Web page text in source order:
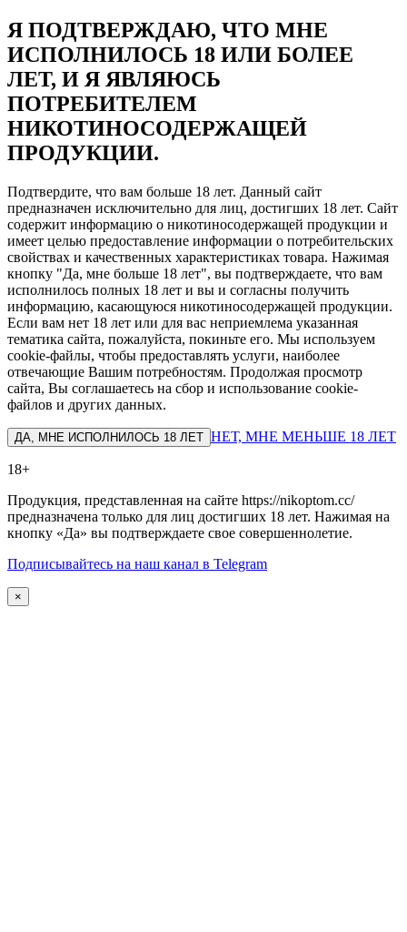
Я ПОДТВЕРЖДАЮ, ЧТО МНЕ
ИСПОЛНИЛОСЬ 18 ИЛИ БОЛЕЕ
ЛЕТ, И Я ЯВЛЯЮСЬ
ПОТРЕБИТЕЛЕМ
НИКОТИНОСОДЕРЖАЩЕЙ
ПРОДУКЦИИ.
Подтвердите, что вам больше 18 лет. Данный сайт
предназначен исключительно для лиц, достигших 18 лет. Сайт
содержит информацию о никотиносодержащей продукции и
имеет целью предоставление информации о потребительских
свойствах и качественных характеристиках товара. Нажимая
кнопку "Да, мне больше 18 лет", вы подтверждаете, что вам
исполнилось полных 18 лет и вы и согласны получить
информацию, касающуюся никотиносодержащей продукции.
Если вам нет 18 лет или для вас неприемлема указанная
тематика сайта, пожалуйста, покиньте его. Мы используем
cookie-файлы, чтобы предоставлять услуги, наиболее
отвечающие Вашим потребностям. Продолжая просмотр
сайта, Вы соглашаетесь на сбор и использование cookie-
файлов и других данных.
ДА, МНЕ ИСПОЛНИЛОСЬ 18 ЛЕТ НЕТ, МНЕ МЕНЬШЕ 18 ЛЕТ
18+
Продукция, представленная на сайте https://nikoptom.cc/
предназначена только для лиц достигших 18 лет. Нажимая на
кнопку «Да» вы подтверждаете свое совершеннолетие.
Подписывайтесь на наш канал в Telegram
×